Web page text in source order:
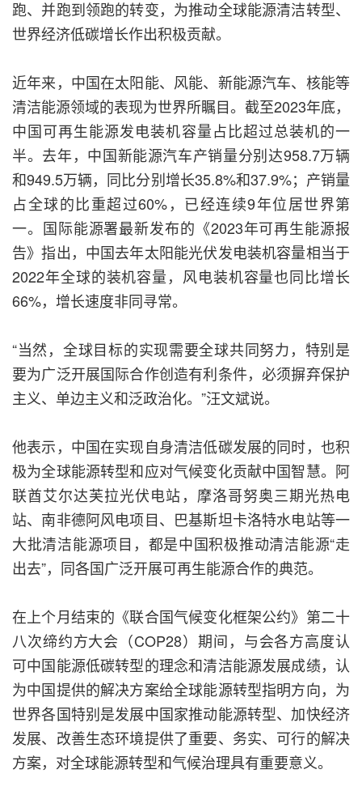
跑、并跑到领跑的转变，为推动全球能源清洁转型、
世界经济低碳增长作出积极贡献。
近年来，中国在太阳能、风能、新能源汽车、核能等
清洁能源领域的表现为世界所瞩目。截至2023年底，
中国可再生能源发电装机容量占比超过总装机的一
半。去年，中国新能源汽车产销量分别达958.7万辆
和949.5万辆，同比分别增长35.8%和37.9%；产销量
占全球的比重超过60%，已经连续9年位居世界第
一。国际能源署最新发布的《2023年可再生能源报
告》指出，中国去年太阳能光伏发电装机容量相当于
2022年全球的装机容量，风电装机容量也同比增长
66%，增长速度非同寻常。
“当然，全球目标的实现需要全球共同努力，特别是
要为广泛开展国际合作创造有利条件，必须摒弃保护
主义、单边主义和泛政治化。”汪文斌说。
他表示，中国在实现自身清洁低碳发展的同时，也积
极为全球能源转型和应对气候变化贡献中国智慧。阿
联酋艾尔达芙拉光伏电站，摩洛哥努奥三期光热电
站、南非德阿风电项目、巴基斯坦卡洛特水电站等一
大批清洁能源项目，都是中国积极推动清洁能源“走
出去”，同各国广泛开展可再生能源合作的典范。
在上个月结束的《联合国气候变化框架公约》第二十
八次缔约方大会（COP28）期间，与会各方高度认
可中国能源低碳转型的理念和清洁能源发展成绩，认
为中国提供的解决方案给全球能源转型指明方向，为
世界各国特别是发展中国家推动能源转型、加快经济
发展、改善生态环境提供了重要、务实、可行的解决
方案，对全球能源转型和气候治理具有重要意义。